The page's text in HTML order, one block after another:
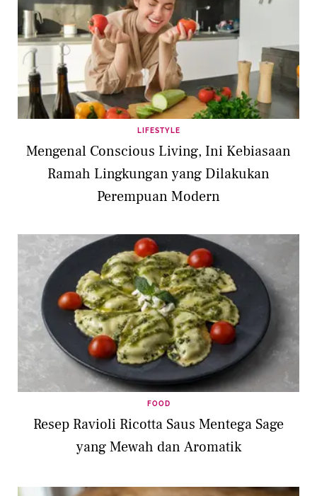
LIFESTYLE
Mengenal Conscious Living, Ini Kebiasaan
Ramah Lingkungan yang Dilakukan
Perempuan Modern
FOOD
Resep Ravioli Ricotta Saus Mentega Sage
yang Mewah dan Aromatik